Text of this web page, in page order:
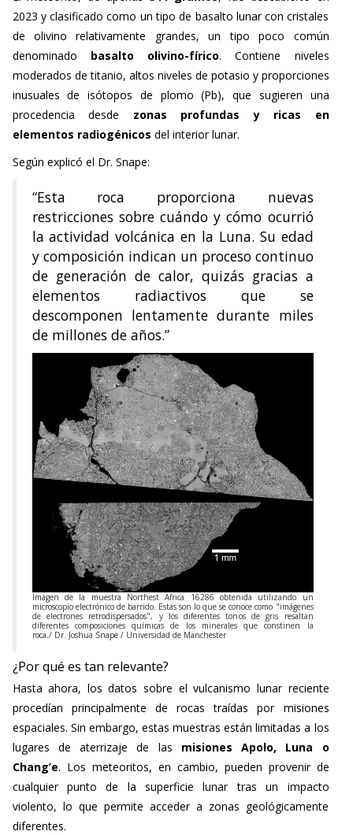
2023 y clasificado como un tipo de basalto lunar con cristales
de olivino relativamente grandes, un tipo poco común
denominado basalto olivino-fírico. Contiene niveles
moderados de titanio, altos niveles de potasio y proporciones
inusuales de isótopos de plomo (Pb), que sugieren una
procedencia desde zonas profundas y ricas en
elementos radiogénicos del interior lunar.
Según explicó el Dr. Snape:
“Esta roca proporciona nuevas
restricciones sobre cuándo y cómo ocurrió
la actividad volcánica en la Luna. Su edad
y composición indican un proceso continuo
de generación de calor, quizás gracias a
elementos radiactivos que se
descomponen lentamente durante miles
de millones de años.”
Imagen de la muestra Northest Africa 16286 obtenida utilizando un
microscopio electrónico de barrido. Estas son lo que se conoce como "imágenes
de electrones retrodispersados", y los diferentes tonos de gris resaltan
diferentes composiciones químicas de los minerales que constinen la
roca./ Dr. Joshua Snape / Universidad de Manchester
¿Por qué es tan relevante?
Hasta ahora, los datos sobre el vulcanismo lunar reciente
procedían principalmente de rocas traídas por misiones
espaciales. Sin embargo, estas muestras están limitadas a los
lugares de aterrizaje de las misiones Apolo, Luna o
Chang’e. Los meteoritos, en cambio, pueden provenir de
cualquier punto de la superficie lunar tras un impacto
violento, lo que permite acceder a zonas geológicamente
diferentes.